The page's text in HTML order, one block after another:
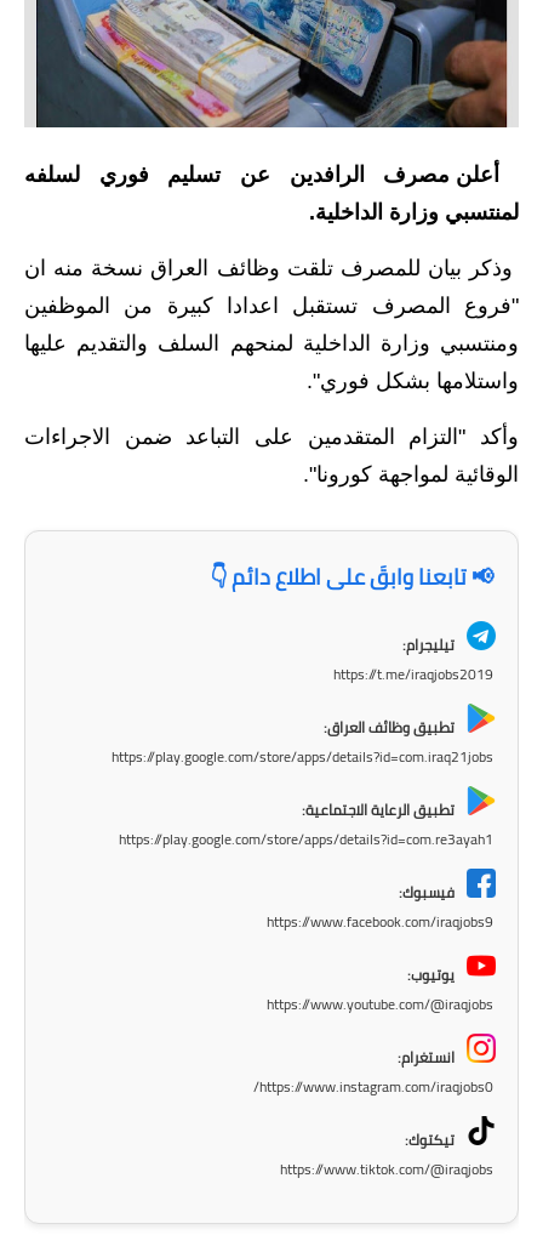
اخبار العراق
الاخبار السياسية
الاخبار الامنية
الاخبار الاقتصادية
المدارس
اخبار وقرارات وزارة التربية
المرحلة المتوسطة
المرحلة الاعدادية
المرحلة المتوسطة
أعلن مصرف الرافدين عن تسليم فوري لسلفه
لمنتسبي وزارة الداخلية.
وذكر بيان للمصرف تلقت وظائف العراق نسخة منه ان
"فروع المصرف تستقبل اعدادا كبيرة من الموظفين
ومنتسبي وزارة الداخلية لمنحهم السلف والتقديم عليها
واستلامها بشكل فوري".
وأكد "التزام المتقدمين على التباعد ضمن الاجراءات
الوقائية لمواجهة كورونا".
📢 تابعنا وابقَ على اطلاع دائم 👇
تيليجرام:
https://t.me/iraqjobs2019
تطبيق وظائف العراق:
https://play.google.com/store/apps/details?id=com.iraq21jobs
تطبيق الرعاية الاجتماعية:
https://play.google.com/store/apps/details?id=com.re3ayah1
فيسبوك:
https://www.facebook.com/iraqjobs9
يوتيوب:
https://www.youtube.com/@iraqjobs
انستغرام:
https://www.instagram.com/iraqjobs0/
تيكتوك:
https://www.tiktok.com/@iraqjobs